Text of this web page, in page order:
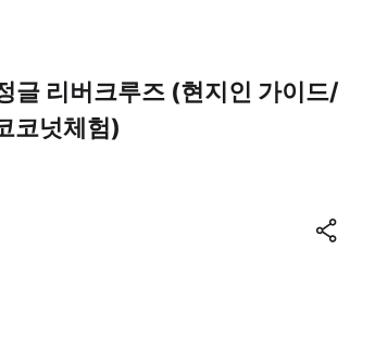
글 리버크루즈 (현지인 가이드/
코넛체험)